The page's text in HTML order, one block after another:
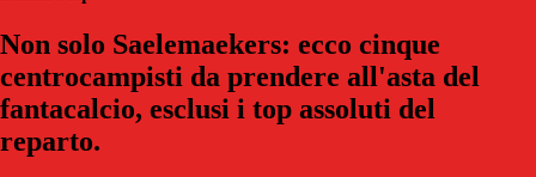
Non solo Saelemaekers: ecco cinque
centrocampisti da prendere all'asta del
fantacalcio, esclusi i top assoluti del
reparto.